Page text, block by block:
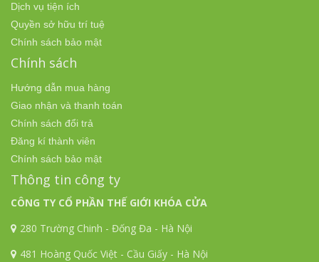
Dịch vụ tiện ích
Quyền sở hữu trí tuệ
Chính sách bảo mật
Chính sách
Hướng dẫn mua hàng
Giao nhận và thanh toán
Chính sách đổi trả
Đăng kí thành viên
Chính sách bảo mật
Thông tin công ty
CÔNG TY CỔ PHẦN THẾ GIỚI KHÓA CỬA
280 Trường Chinh - Đống Đa - Hà Nội
481 Hoàng Quốc Việt - Cầu Giấy - Hà Nội